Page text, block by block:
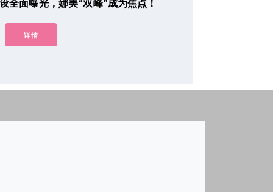
全面曝光，娜美“双峰”成为焦点！
详情